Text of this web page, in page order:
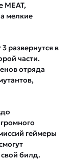
MEAT,
мелкие
развернутся в
части.
отряда
геймеры
билд.